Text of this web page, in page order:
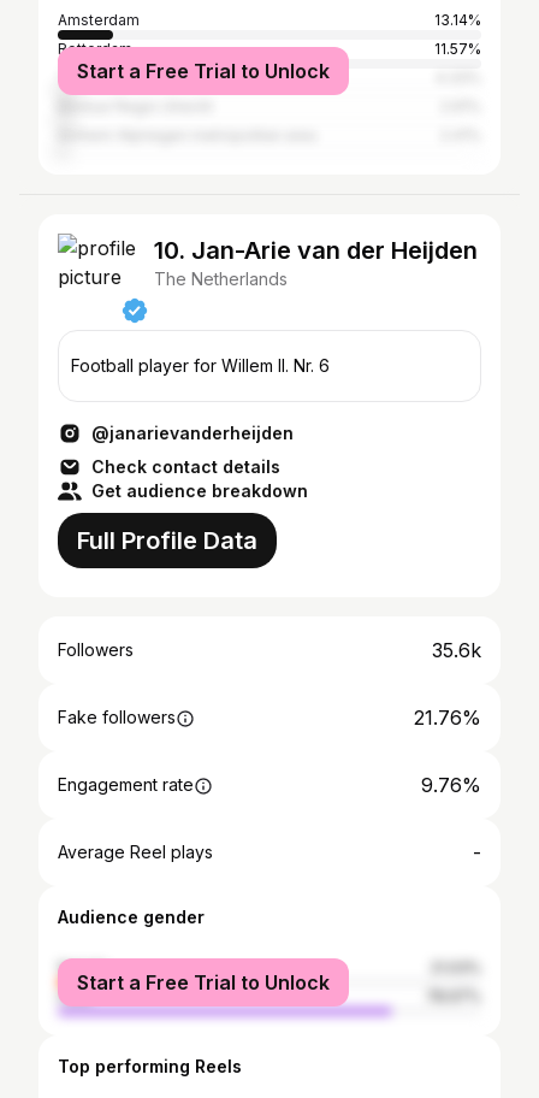
Amsterdam
13.14%
Rotterdam
11.57%
The Hague
Start a Free Trial to Unlock
10. Jan-Arie van der Heijden
The Netherlands
Football player for Willem II. Nr. 6
@janarievanderheijden
Check contact details
Get audience breakdown
Full Profile Data
Followers 35.6k
Fake followers 21.76%
Engagement rate 9.76%
Average Reel plays -
Audience gender
female
male
Start a Free Trial to Unlock
Top performing Reels